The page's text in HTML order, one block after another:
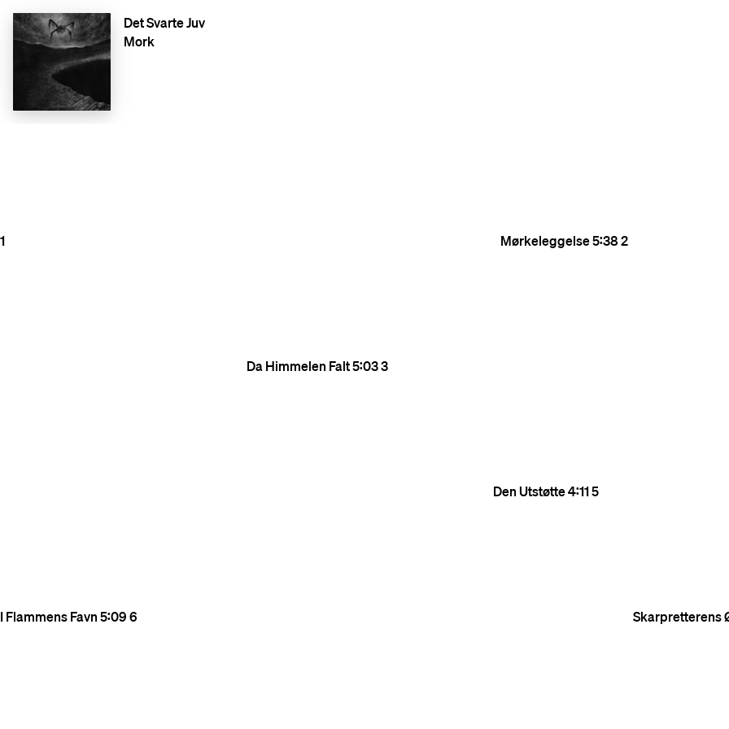
Det Svarte Juv
Mork
1 Mørkeleggelse5:382
Da Himmelen Falt5:033
Den Utstøtte4:115
I Flammens Favn5:096 Skarpretterens